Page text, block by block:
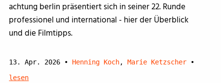
achtung berlin präsentiert sich in seiner 22. Runde
professionel und international - hier der Überblick
und die Filmtipps.
13. Apr. 2026 • Henning Koch,Marie Ketzscher
•
lesen